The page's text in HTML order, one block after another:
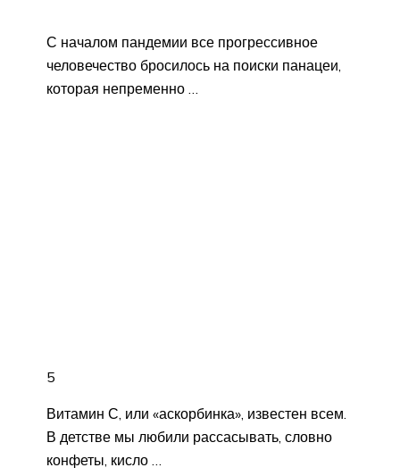
С началом пандемии все прогрессивное
человечество бросилось на поиски панацеи,
которая непременно …
5
Витамин С, или «аскорбинка», известен всем.
В детстве мы любили рассасывать, словно
конфеты, кисло …